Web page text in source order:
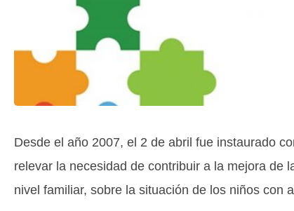
Desde el año 2007, el 2 de abril fue instaurado
relevar la necesidad de contribuir a la mejora de
nivel familiar, sobre la situación de los niños con